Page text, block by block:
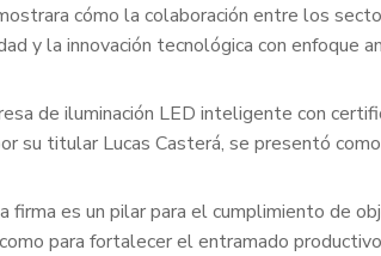
cómo la colaboración entre los
y la innovación tecnológica con enfoque
de iluminación LED inteligente con
su titular Lucas Casterá, se presentó
firma es un pilar para el cumplimiento de
para fortalecer el entramado